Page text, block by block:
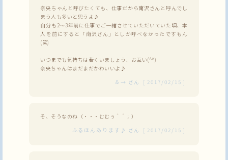
奈央ちゃんと呼びたくても、仕事だから南沢さんと呼んでし
まう人も多いと思うよ♪
自分も2～3年前に仕事でご一緒させていただいていた頃、本
人を前にすると「南沢さん」としか呼べなかったですもん
(笑)
いつまでも気持ちは若くいましょう、お互い(^^)
奈央ちゃんはまだまだかわいいよ♪
＆→ さん [ 2017/02/15 ]
そ、そうなのね（・・・むむぅ＾＾；）
ふるほんあります♪ さん [ 2017/02/15 ]